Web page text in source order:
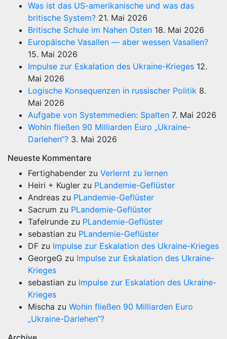
Was ist das US-amerikanische und was das
britische System? 21. Mai 2026
Britische Schule im Nahen Osten 18. Mai 2026
Europäische Vasallen — aber wessen Vasallen?
15. Mai 2026
Impulse zur Eskalation des Ukraine-Krieges 12.
Mai 2026
Logische Konsequenzen in russischer Politik 8.
Mai 2026
Aufgabe von Systemmedien: Spalten 7. Mai 2026
Wohin fließen 90 Milliarden Euro „Ukraine-
Darlehen“? 3. Mai 2026
Neueste Kommentare
Fertighabender zu Verlernt zu lernen
Heiri + Kugler zu PLandemie-Geflüster
Andreas zu PLandemie-Geflüster
Sacrum zu PLandemie-Geflüster
Tafelrunde zu PLandemie-Geflüster
sebastian zu PLandemie-Geflüster
DF zu Impulse zur Eskalation des Ukraine-Krieges
GeorgeG zu Impulse zur Eskalation des Ukraine-
Krieges
sebastian zu Impulse zur Eskalation des Ukraine-
Krieges
Mischa zu Wohin fließen 90 Milliarden Euro
„Ukraine-Darlehen“?